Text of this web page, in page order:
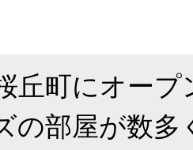
丘町にオー
の部屋が数